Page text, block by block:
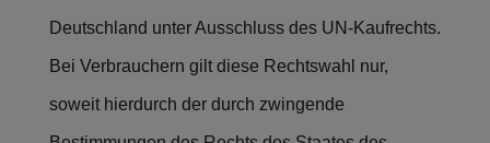
Deutschland unter Ausschluss des UN-Kaufrechts.
Bei Verbrauchern gilt diese Rechtswahl nur,
soweit hierdurch der durch zwingende